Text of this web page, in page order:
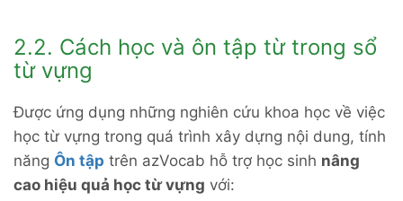
2.2. Cách học và ôn tập từ trong sổ
từ vựng
Được ứng dụng những nghiên cứu khoa học về việc
học từ vựng trong quá trình xây dựng nội dung, tính
năng Ôn tập trên azVocab hỗ trợ học sinh nâng
cao hiệu quả học từ vựng với: